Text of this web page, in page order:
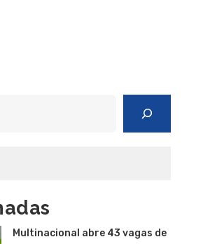
Multinacional abre 43 vagas de